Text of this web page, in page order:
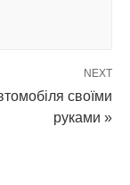
NEXT
своїми
руками »